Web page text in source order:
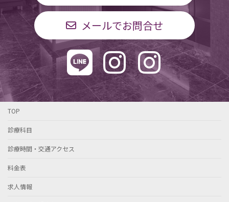
メールでお問合せ
TOP
診療科目
診療時間・交通アクセス
料金表
求人情報